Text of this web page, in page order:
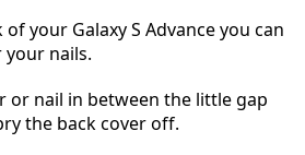
your Galaxy S Advance you can
your nails.
or nail in between the little gap
the back cover off.